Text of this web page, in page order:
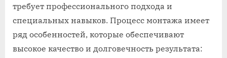
требует профессионального подхода и
специальных навыков. Процесс монтажа имеет
ряд особенностей, которые обеспечивают
высокое качество и долговечность результата: